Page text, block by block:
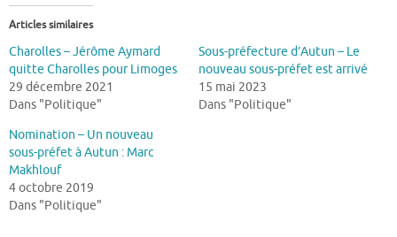
Articles similaires
Charolles – Jérôme Aymard
quitte Charolles pour Limoges
29 décembre 2021
Dans "Politique"
Sous-préfecture d’Autun – Le
nouveau sous-préfet est arrivé
15 mai 2023
Dans "Politique"
Nomination – Un nouveau
sous-préfet à Autun : Marc
Makhlouf
4 octobre 2019
Dans "Politique"